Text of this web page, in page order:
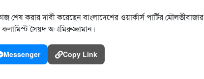
করার দাবী করেছেন বাংলাদেশের ওয়ার্কার্স পার্টির মৌলভীবাজার
সৈয়দ অামিরুজ্জামান।
Messenger Copy Link